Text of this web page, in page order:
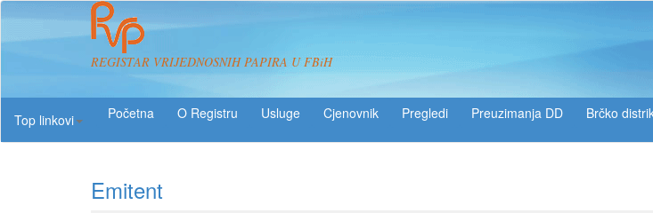
REGISTAR VRIJEDNOSNIH PAPIRA U FBiH
Top linkovi
O Registru Usluge Pregledi Preuzimanja DD Brčko
Emitent